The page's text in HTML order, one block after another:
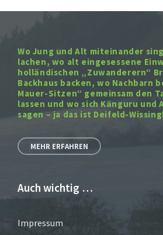
Wo Jung und Alt miteinander
lachen, wo alt eingesessene
holländischen „Zuwanderern“
Backhaus backen, wo Nachbarn
Mauer-Sitzen“ gemeinsam den
lassen und wo sich Känguru und
sagen – ja das ist Deifeld-
MEHR ERFAHREN
Auch wichtig …
Impressum